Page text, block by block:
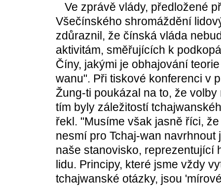
Ve zprávě vlády, předložené
Všečínského shromáždění
zdůraznil, že čínská vláda
aktivitám, směřujících k
Číny, jakými je obhajování
wanu". Při tiskové konferenci v
Žung-ti poukázal na to, že
tím byly záležitostí
řekl. "Musíme však jasně říci,
nesmí pro Tchaj-wan
naše stanovisko, reprezentující
lidu. Principy, které jsme vždy
tchajwanské otázky, jsou